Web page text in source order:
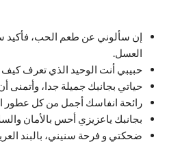
إن سألوني عن طعم الحب، فأكيد
العسل.
حبيبي أنت الوحيد الذي تعرف
حياتي بجانبك جميلة جدا، وأتمنى أن
رائحة انفاسك أجمل من كل عطور
بجانبك ياعزيزي أحس بالأمان
ضحكتي و فرحة سنيني، بالبند